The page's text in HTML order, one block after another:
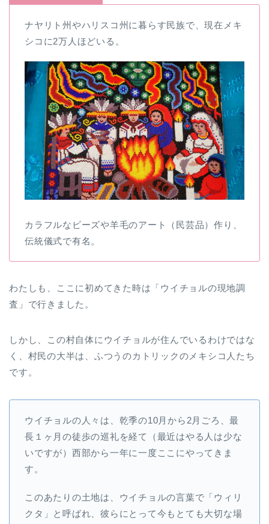
ナヤリト州やハリスコ州に暮らす民族で、現在メキ
シコに2万人ほどいる。
カラフルなビーズや羊毛のアート（民芸品）作り、
伝統儀式で有名。
わたしも、ここに初めてきた時は「ウイチョルの現地調
査」で行きました。
しかし、この村自体にウイチョルが住んでいるわけではな
く、村民の大半は、ふつうのカトリックのメキシコ人たち
です。
ウイチョルの人々は、乾季の10月から2月ごろ、最
長１ヶ月の徒歩の巡礼を経て（最近はやる人は少な
いですが）西部から一年に一度ここにやってきま
す。
このあたりの土地は、ウイチョルの言葉で「ウィリ
クタ」と呼ばれ、彼らにとって今もとても大切な場